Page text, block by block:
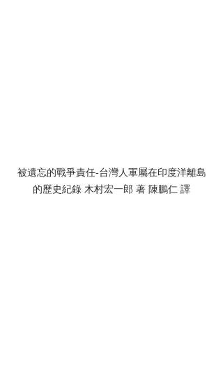
被遺忘的戰爭責任-台灣人軍屬在印度洋離島
的歷史紀錄 木村宏一郎 著 陳鵬仁 譯